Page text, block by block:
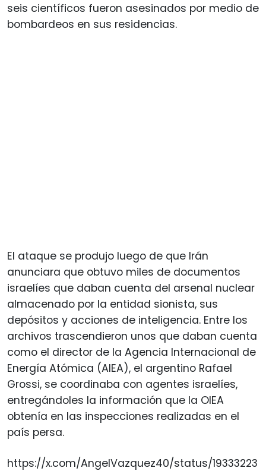
seis científicos fueron asesinados por medio de
bombardeos en sus residencias.
El ataque se produjo luego de que Irán
anunciara que obtuvo miles de documentos
israelíes que daban cuenta del arsenal nuclear
almacenado por la entidad sionista, sus
depósitos y acciones de inteligencia. Entre los
archivos trascendieron unos que daban cuenta
como el director de la Agencia Internacional de
Energía Atómica (AIEA), el argentino Rafael
Grossi, se coordinaba con agentes israelíes,
entregándoles la información que la OIEA
obtenía en las inspecciones realizadas en el
país persa.
https://x.com/AngelVazquez40/status/19333223